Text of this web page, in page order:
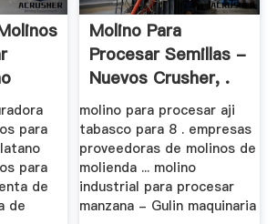
para
para
de
de
Molino Para
Procesar Semillas -
Nuevos Crusher, .
molino para procesar aji
tabasco para 8 . empresas
proveedoras de molinos de
molienda ... molino
industrial para procesar
manzana - Gulin maquinaria